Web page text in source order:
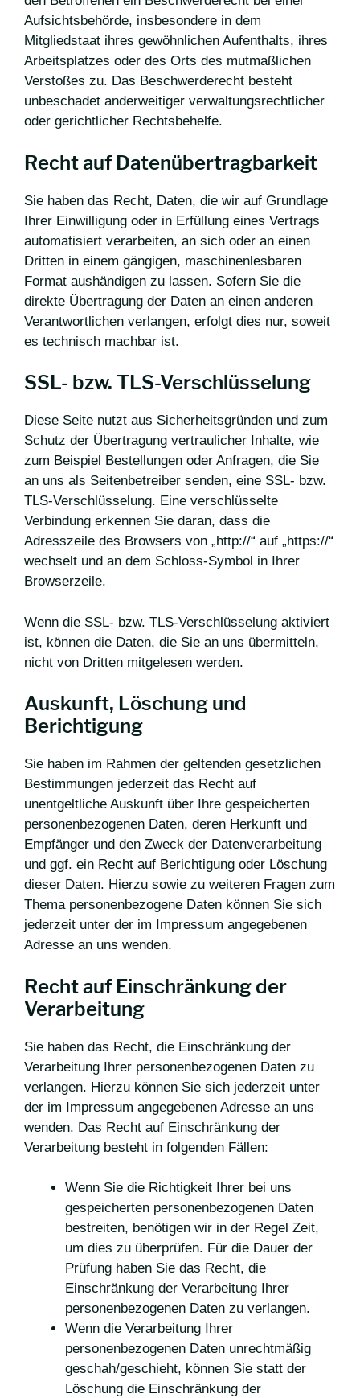
Aufsichtsbehörde, insbesondere in dem
Mitgliedstaat ihres gewöhnlichen Aufenthalts, ihres
Arbeitsplatzes oder des Orts des mutmaßlichen
Verstoßes zu. Das Beschwerderecht besteht
unbeschadet anderweitiger verwaltungsrechtlicher
oder gerichtlicher Rechtsbehelfe.
Recht auf Datenübertragbarkeit
Sie haben das Recht, Daten, die wir auf Grundlage
Ihrer Einwilligung oder in Erfüllung eines Vertrags
automatisiert verarbeiten, an sich oder an einen
Dritten in einem gängigen, maschinenlesbaren
Format aushändigen zu lassen. Sofern Sie die
direkte Übertragung der Daten an einen anderen
Verantwortlichen verlangen, erfolgt dies nur, soweit
es technisch machbar ist.
SSL- bzw. TLS-Verschlüsselung
Diese Seite nutzt aus Sicherheitsgründen und zum
Schutz der Übertragung vertraulicher Inhalte, wie
zum Beispiel Bestellungen oder Anfragen, die Sie
an uns als Seitenbetreiber senden, eine SSL- bzw.
TLS-Verschlüsselung. Eine verschlüsselte
Verbindung erkennen Sie daran, dass die
Adresszeile des Browsers von „http://“ auf „https://“
wechselt und an dem Schloss-Symbol in Ihrer
Browserzeile.
Wenn die SSL- bzw. TLS-Verschlüsselung aktiviert
ist, können die Daten, die Sie an uns übermitteln,
nicht von Dritten mitgelesen werden.
Auskunft, Löschung und
Berichtigung
Sie haben im Rahmen der geltenden gesetzlichen
Bestimmungen jederzeit das Recht auf
unentgeltliche Auskunft über Ihre gespeicherten
personenbezogenen Daten, deren Herkunft und
Empfänger und den Zweck der Datenverarbeitung
und ggf. ein Recht auf Berichtigung oder Löschung
dieser Daten. Hierzu sowie zu weiteren Fragen zum
Thema personenbezogene Daten können Sie sich
jederzeit unter der im Impressum angegebenen
Adresse an uns wenden.
Recht auf Einschränkung der
Verarbeitung
Sie haben das Recht, die Einschränkung der
Verarbeitung Ihrer personenbezogenen Daten zu
verlangen. Hierzu können Sie sich jederzeit unter
der im Impressum angegebenen Adresse an uns
wenden. Das Recht auf Einschränkung der
Verarbeitung besteht in folgenden Fällen:
Wenn Sie die Richtigkeit Ihrer bei uns
gespeicherten personenbezogenen Daten
bestreiten, benötigen wir in der Regel Zeit,
um dies zu überprüfen. Für die Dauer der
Prüfung haben Sie das Recht, die
Einschränkung der Verarbeitung Ihrer
personenbezogenen Daten zu verlangen.
Wenn die Verarbeitung Ihrer
personenbezogenen Daten unrechtmäßig
geschah/geschieht, können Sie statt der
Löschung die Einschränkung der